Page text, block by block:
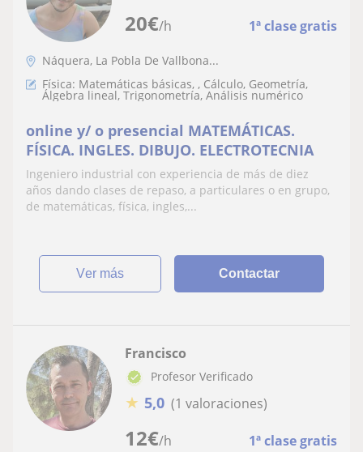
20€/h 1ª clase gratis
Náquera, La Pobla De Vallbona...
Física: Matemáticas básicas, , Cálculo, Geometría,
Álgebra lineal, Trigonometría, Análisis numérico
online y/ o presencial MATEMÁTICAS.
FÍSICA. INGLES. DIBUJO. ELECTROTECNIA
Ingeniero industrial con experiencia de más de diez
años dando clases de repaso, a particulares o en grupo,
de matemáticas, física, ingles,...
ver más Contactar
12€/h 1ª clase gratis
Francisco
Profesor Verificado
★ 5,0 (1 valoraciones)